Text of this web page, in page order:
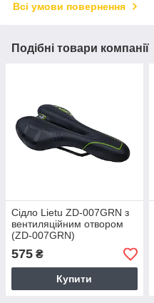
Всі умови повернення
Подібні товари компанії
Сідло Lietu ZD-007GRN з
вентиляційним отвором
(ZD-007GRN)
575 ₴
Купити